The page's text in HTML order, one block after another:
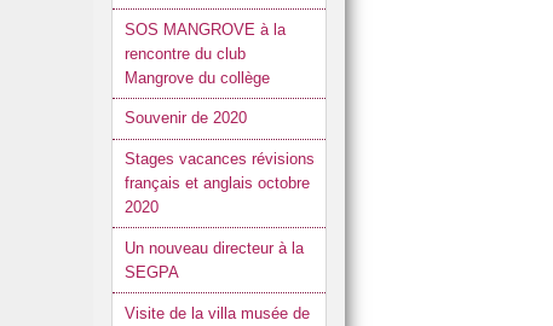
SOS MANGROVE à la
rencontre du club
Mangrove du collège
Souvenir de 2020
Stages vacances révisions
français et anglais octobre
2020
Un nouveau directeur à la
SEGPA
Visite de la villa musée de